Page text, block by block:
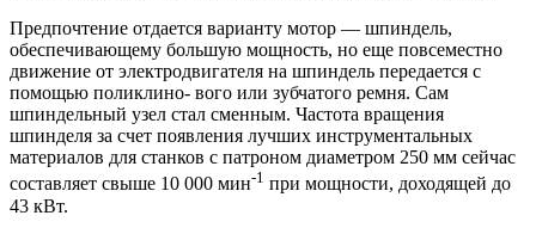
Предпочтение отдается варианту мотор — шпиндель,
обеспечивающему большую мощность, но еще повсеместно
движение от электродвигателя на шпиндель передается с
помощью поликлино- вого или зубчатого ремня. Сам
шпиндельный узел стал сменным. Частота вращения
шпинделя за счет появления лучших инструментальных
материалов для станков с патроном диаметром 250 мм сейчас
составляет свыше 10 000 мин-1 при мощности, доходящей до
43 кВт.